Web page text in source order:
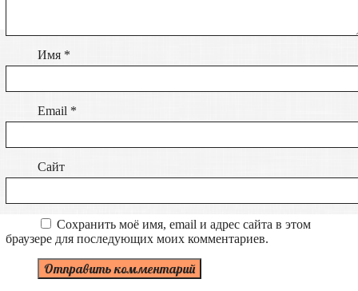
Имя *
Email *
Сайт
Сохранить моё имя, email и адрес сайта в этом
браузере для последующих моих комментариев.